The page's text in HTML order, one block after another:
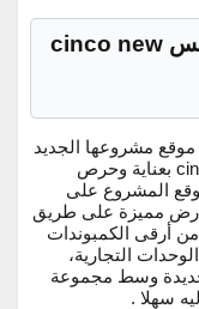
موقع سينكو مول التجمع الخامس cinco new
مشروعها الجديد
مول سينكو التجمع الخامس cinco new cairo بعناية وحرص
المشروع على
أرض مميزة على طريق
أرقى الكمبوندات
التجارية،
وسط مجموعة
سهلا .